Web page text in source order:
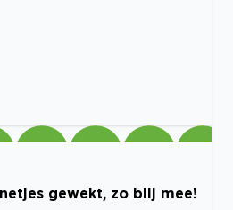
gewekt, zo blij mee!